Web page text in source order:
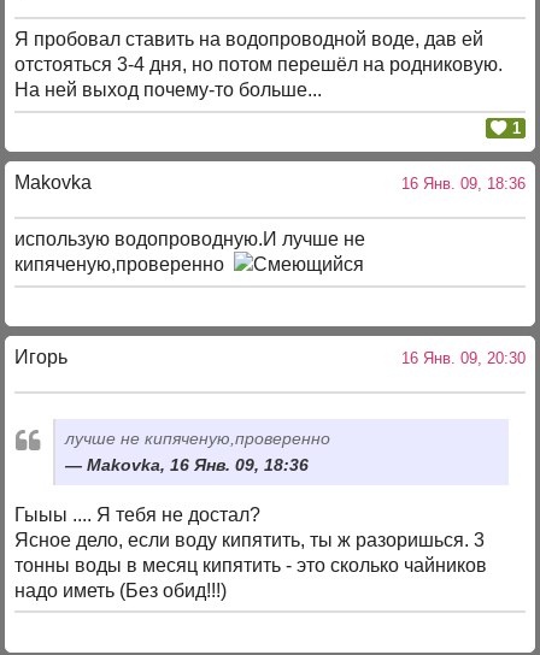
Я пробовал ставить на водопроводной воде, дав ей
отстояться 3-4 дня, но потом перешёл на родниковую.
На ней выход почему-то больше...
1
Makovka 16 Янв. 09, 18:36
использую водопроводную.И лучше не
кипяченую,проверенно
Игорь 16 Янв. 09, 20:30
лучше не кипяченую,проверенно
Makovka, 16 Янв. 09, 18:36
Гыыы .... Я тебя не достал?
Ясное дело, если воду кипятить, ты ж разоришься. 3
тонны воды в месяц кипятить - это сколько чайников
надо иметь (Без обид!!!)